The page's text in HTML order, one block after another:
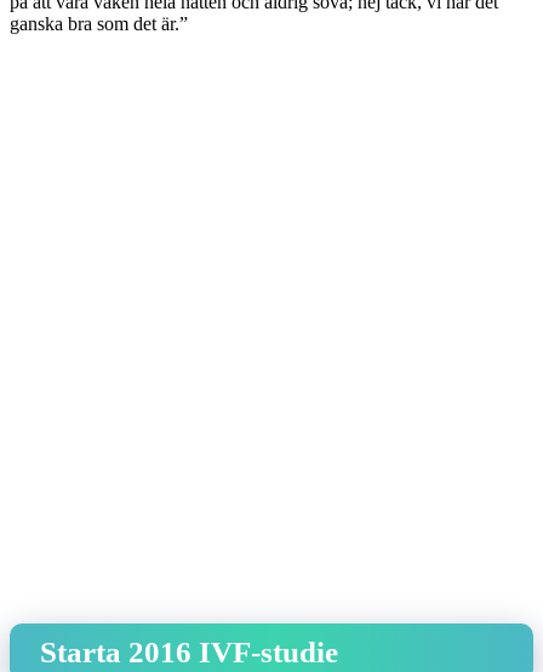
ganska bra som det är.”
Starta 2016 IVF-studie